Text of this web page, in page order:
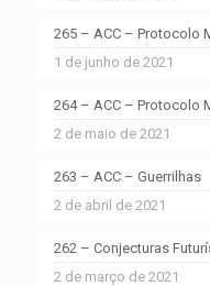
265 – ACC – Protocolo
1 de junho de 2021
264 – ACC – Protocolo
2 de maio de 2021
263 – ACC – Guerrilhas
2 de abril de 2021
262 – Conjecturas
2 de março de 2021